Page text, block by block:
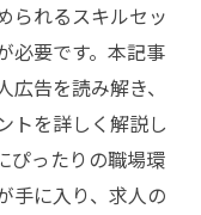
られるスキルセッ
必要です。本記事
告を読み解き、
トを詳しく解説し
ぴったりの職場環
手に入り、求人の